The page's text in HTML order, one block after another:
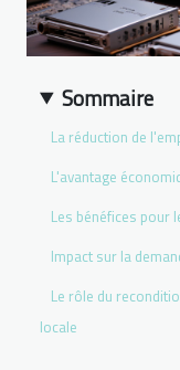
Sommaire
La réduction de
L'avantage
Les bénéfices pour
Impact sur la
Le rôle du
locale